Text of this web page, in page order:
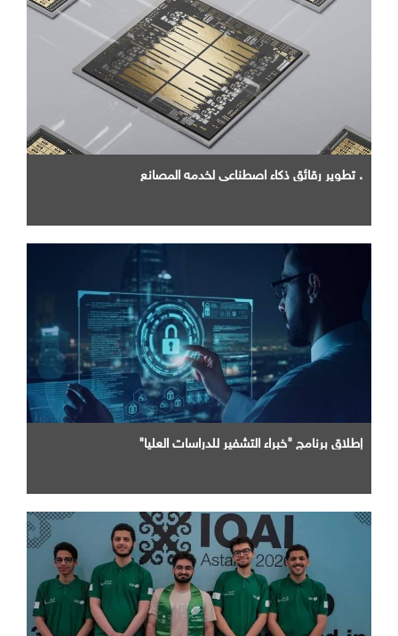
. تطوير رقائق ذكاء اصطناعي لخدمه المصانع
إطلاق برنامج "خبراء التشفير للدراسات العليا"